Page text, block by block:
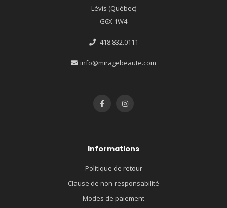
Lévis (Québec)
G6X 1W4
418.832.0111
info@miragebeaute.com
Informations
Politique de retour
Clause de non-responsabilité
Modes de paiement